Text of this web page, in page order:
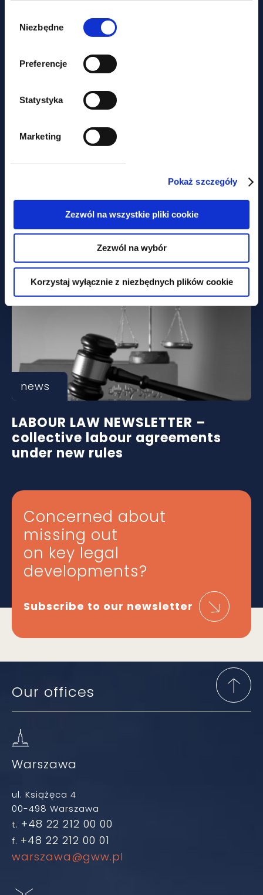
zgody
Niezbędne
Preferencje
Statystyka
Marketing
Pokaż szczegóły
Zezwól na wszystkie pliki cookie
Zezwól na wybór
Korzystaj wyłącznie z niezbędnych plików cookie
by a Brazilian citizen and the
issue of dual citizenship
New regulations on transparency
of remuneration in the
recruitment process
news
LABOUR LAW NEWSLETTER –
collective labour agreements
under new rules
Concerned about
missing out
on key legal
developments?
Subscribe to our newsletter
Our offices
Warszawa
ul. Książęca 4
00-498 Warszawa
t. +48 22 212 00 00
f. +48 22 212 00 01
warszawa@gww.pl